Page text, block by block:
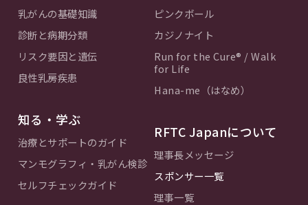
乳がんの基礎知識
診断と病期分類
リスク要因と遺伝
良性乳房疾患
知る・学ぶ
治療とサポートのガイド
マンモグラフィ・乳がん検診
セルフチェックガイド
ピンクボール
カジノナイト
Run for the Cure® / Walk
for Life
Hana-me（はなめ）
RFTC Japanについて
理事長メッセージ
スポンサー一覧
理事一覧